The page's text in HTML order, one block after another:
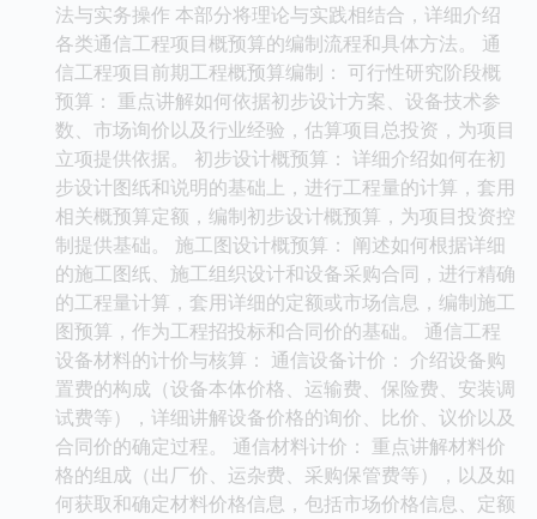
法与实务操作 本部分将理论与实践相结合，详细介绍
各类通信工程项目概预算的编制流程和具体方法。 通
信工程项目前期工程概预算编制： 可行性研究阶段概
预算： 重点讲解如何依据初步设计方案、设备技术参
数、市场询价以及行业经验，估算项目总投资，为项目
立项提供依据。 初步设计概预算： 详细介绍如何在初
步设计图纸和说明的基础上，进行工程量的计算，套用
相关概预算定额，编制初步设计概预算，为项目投资控
制提供基础。 施工图设计概预算： 阐述如何根据详细
的施工图纸、施工组织设计和设备采购合同，进行精确
的工程量计算，套用详细的定额或市场信息，编制施工
图预算，作为工程招投标和合同价的基础。 通信工程
设备材料的计价与核算： 通信设备计价： 介绍设备购
置费的构成（设备本体价格、运输费、保险费、安装调
试费等），详细讲解设备价格的询价、比价、议价以及
合同价的确定过程。 通信材料计价： 重点讲解材料价
格的组成（出厂价、运杂费、采购保管费等），以及如
何获取和确定材料价格信息，包括市场价格信息、定额